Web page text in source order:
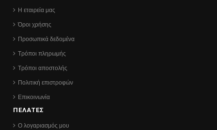
Η εταιρεία μας
Όροι χρήσης
Προσωπικά δεδομένα
Τρόποι πληρωμής
Τρόποι αποστολής
Πολιτική επιστροφών
Επικοινωνία
ΠΕΛΑΤΕΣ
Ο λογαριασμός μου